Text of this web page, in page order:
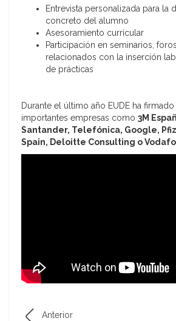
Entrevista personalizada para la
concreto del alumno
Asesoramiento curricular
Participación en seminarios,
relacionados con la inserción
de prácticas
Durante el último año EUDE ha
importantes empresas como 3M
Santander, Telefónica, Google,
Spain, Deloitte Consulting o
Anterior